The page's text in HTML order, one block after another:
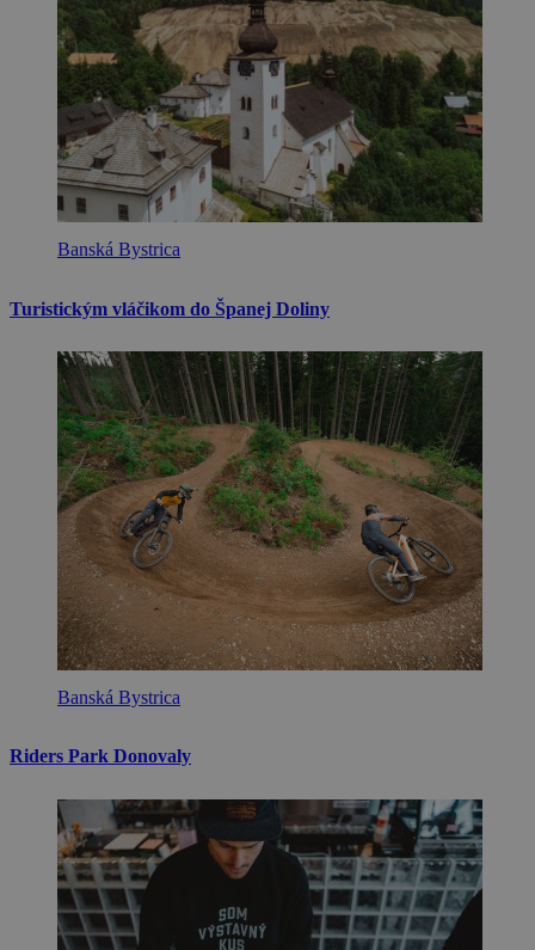
Banská Bystrica
Turistickým vláčikom do Španej Doliny
Banská Bystrica
Riders Park Donovaly